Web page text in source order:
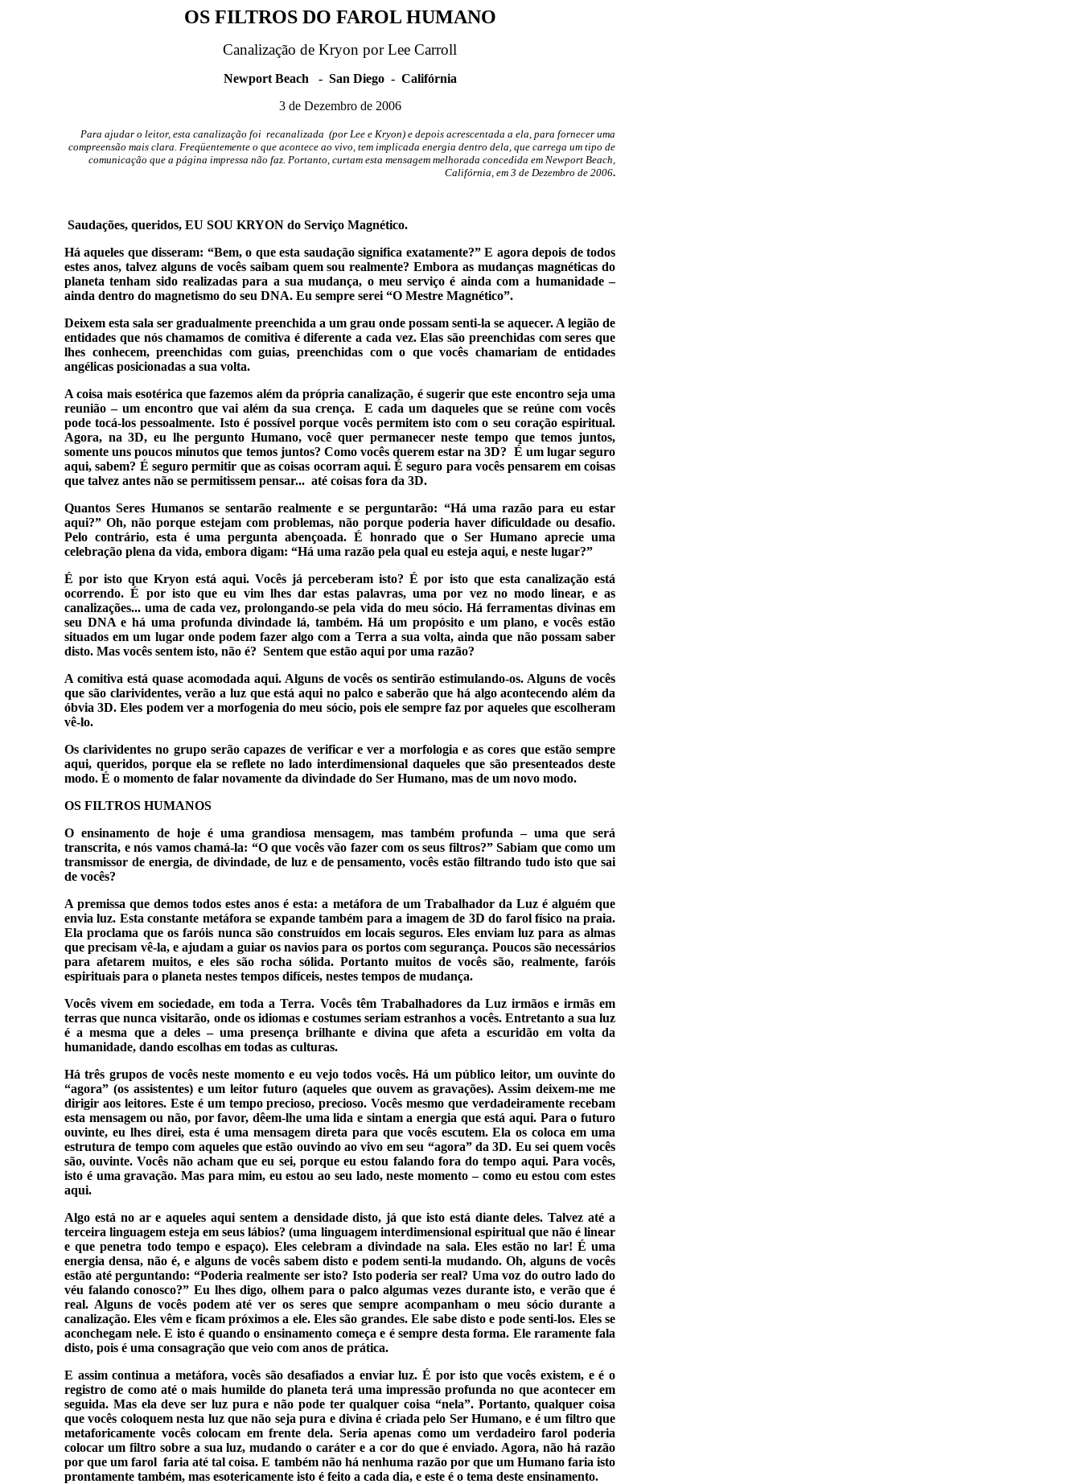
OS FILTROS DO FAROL HUMANO
Canalização de Kryon por Lee Carroll
Newport Beach - San Diego - Califórnia
3 de Dezembro de 2006
Para ajudar o leitor, esta canalização foi recanalizada (por Lee e Kryon) e depois acrescentada a ela, para fornecer uma
compreensão mais clara. Freqüentemente o que acontece ao vivo, tem implicada energia dentro dela, que carrega um tipo de
comunicação que a página impressa não faz. Portanto, curtam esta mensagem melhorada concedida em Newport Beach,
Califórnia, em 3 de Dezembro de 2006.
Saudações, queridos, EU SOU KRYON do Serviço Magnético.
Há aqueles que disseram: “Bem, o que esta saudação significa exatamente?” E agora depois de todos
estes anos, talvez alguns de vocês saibam quem sou realmente? Embora as mudanças magnéticas do
planeta tenham sido realizadas para a sua mudança, o meu serviço é ainda com a humanidade –
ainda dentro do magnetismo do seu DNA. Eu sempre serei “O Mestre Magnético”.
Deixem esta sala ser gradualmente preenchida a um grau onde possam senti-la se aquecer. A legião de
entidades que nós chamamos de comitiva é diferente a cada vez. Elas são preenchidas com seres que
lhes conhecem, preenchidas com guias, preenchidas com o que vocês chamariam de entidades
angélicas posicionadas a sua volta.
A coisa mais esotérica que fazemos além da própria canalização, é sugerir que este encontro seja uma
reunião – um encontro que vai além da sua crença. E cada um daqueles que se reúne com vocês
pode tocá-los pessoalmente. Isto é possível porque vocês permitem isto com o seu coração espiritual.
Agora, na 3D, eu lhe pergunto Humano, você quer permanecer neste tempo que temos juntos,
somente uns poucos minutos que temos juntos? Como vocês querem estar na 3D? É um lugar seguro
aqui, sabem? É seguro permitir que as coisas ocorram aqui. É seguro para vocês pensarem em coisas
que talvez antes não se permitissem pensar... até coisas fora da 3D.
Quantos Seres Humanos se sentarão realmente e se perguntarão: “Há uma razão para eu estar
aqui?” Oh, não porque estejam com problemas, não porque poderia haver dificuldade ou desafio.
Pelo contrário, esta é uma pergunta abençoada. É honrado que o Ser Humano aprecie uma
celebração plena da vida, embora digam: “Há uma razão pela qual eu esteja aqui, e neste lugar?”
É por isto que Kryon está aqui. Vocês já perceberam isto? É por isto que esta canalização está
ocorrendo. É por isto que eu vim lhes dar estas palavras, uma por vez no modo linear, e as
canalizações... uma de cada vez, prolongando-se pela vida do meu sócio. Há ferramentas divinas em
seu DNA e há uma profunda divindade lá, também. Há um propósito e um plano, e vocês estão
situados em um lugar onde podem fazer algo com a Terra a sua volta, ainda que não possam saber
disto. Mas vocês sentem isto, não é? Sentem que estão aqui por uma razão?
A comitiva está quase acomodada aqui. Alguns de vocês os sentirão estimulando-os. Alguns de vocês
que são clarividentes, verão a luz que está aqui no palco e saberão que há algo acontecendo além da
óbvia 3D. Eles podem ver a morfogenia do meu sócio, pois ele sempre faz por aqueles que escolheram
vê-lo.
Os clarividentes no grupo serão capazes de verificar e ver a morfologia e as cores que estão sempre
aqui, queridos, porque ela se reflete no lado interdimensional daqueles que são presenteados deste
modo. É o momento de falar novamente da divindade do Ser Humano, mas de um novo modo.
OS FILTROS HUMANOS
O ensinamento de hoje é uma grandiosa mensagem, mas também profunda – uma que será
transcrita, e nós vamos chamá-la: “O que vocês vão fazer com os seus filtros?” Sabiam que como um
transmissor de energia, de divindade, de luz e de pensamento, vocês estão filtrando tudo isto que sai
de vocês?
A premissa que demos todos estes anos é esta: a metáfora de um Trabalhador da Luz é alguém que
envia luz. Esta constante metáfora se expande também para a imagem de 3D do farol físico na praia.
Ela proclama que os faróis nunca são construídos em locais seguros. Eles enviam luz para as almas
que precisam vê-la, e ajudam a guiar os navios para os portos com segurança. Poucos são necessários
para afetarem muitos, e eles são rocha sólida. Portanto muitos de vocês são, realmente, faróis
espirituais para o planeta nestes tempos difíceis, nestes tempos de mudança.
Vocês vivem em sociedade, em toda a Terra. Vocês têm Trabalhadores da Luz irmãos e irmãs em
terras que nunca visitarão, onde os idiomas e costumes seriam estranhos a vocês. Entretanto a sua luz
é a mesma que a deles – uma presença brilhante e divina que afeta a escuridão em volta da
humanidade, dando escolhas em todas as culturas.
Há três grupos de vocês neste momento e eu vejo todos vocês. Há um público leitor, um ouvinte do
“agora” (os assistentes) e um leitor futuro (aqueles que ouvem as gravações). Assim deixem-me me
dirigir aos leitores. Este é um tempo precioso, precioso. Vocês mesmo que verdadeiramente recebam
esta mensagem ou não, por favor, dêem-lhe uma lida e sintam a energia que está aqui. Para o futuro
ouvinte, eu lhes direi, esta é uma mensagem direta para que vocês escutem. Ela os coloca em uma
estrutura de tempo com aqueles que estão ouvindo ao vivo em seu “agora” da 3D. Eu sei quem vocês
são, ouvinte. Vocês não acham que eu sei, porque eu estou falando fora do tempo aqui. Para vocês,
isto é uma gravação. Mas para mim, eu estou ao seu lado, neste momento – como eu estou com estes
aqui.
Algo está no ar e aqueles aqui sentem a densidade disto, já que isto está diante deles. Talvez até a
terceira linguagem esteja em seus lábios? (uma linguagem interdimensional espiritual que não é linear
e que penetra todo tempo e espaço). Eles celebram a divindade na sala. Eles estão no lar! É uma
energia densa, não é, e alguns de vocês sabem disto e podem senti-la mudando. Oh, alguns de vocês
estão até perguntando: “Poderia realmente ser isto? Isto poderia ser real? Uma voz do outro lado do
véu falando conosco?” Eu lhes digo, olhem para o palco algumas vezes durante isto, e verão que é
real. Alguns de vocês podem até ver os seres que sempre acompanham o meu sócio durante a
canalização. Eles vêm e ficam próximos a ele. Eles são grandes. Ele sabe disto e pode senti-los. Eles se
aconchegam nele. E isto é quando o ensinamento começa e é sempre desta forma. Ele raramente fala
disto, pois é uma consagração que veio com anos de prática.
E assim continua a metáfora, vocês são desafiados a enviar luz. É por isto que vocês existem, e é o
registro de como até o mais humilde do planeta terá uma impressão profunda no que acontecer em
seguida. Mas ela deve ser luz pura e não pode ter qualquer coisa “nela”. Portanto, qualquer coisa
que vocês coloquem nesta luz que não seja pura e divina é criada pelo Ser Humano, e é um filtro que
metaforicamente vocês colocam em frente dela. Seria apenas como um verdadeiro farol poderia
colocar um filtro sobre a sua luz, mudando o caráter e a cor do que é enviado. Agora, não há razão
por que um farol faria até tal coisa. E também não há nenhuma razão por que um Humano faria isto
prontamente também, mas esotericamente isto é feito a cada dia, e este é o tema deste ensinamento.